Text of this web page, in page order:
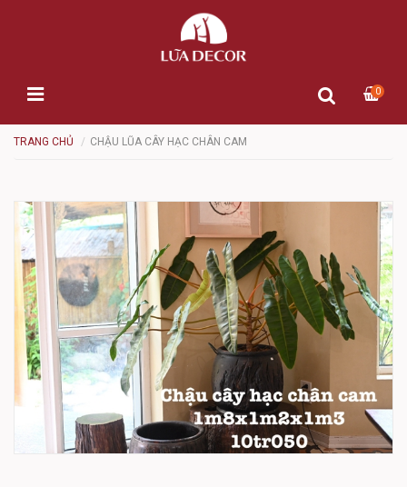
0
TRANG CHỦ CHẬU LŨA CÂY HẠC CHÂN CAM